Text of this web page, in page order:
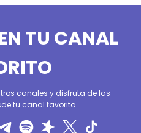
TU CANAL
canales y disfruta de las
tu canal favorito